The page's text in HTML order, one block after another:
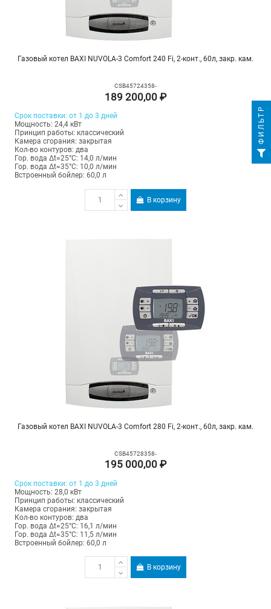
Газовый котел BAXI NUVOLA-3 Comfort 240 Fi, 2-конт., 60л, закр. кам.
CSB45724358-
189 200,00 ₽
Срок поставки: от 1 до 3 дней
Мощность: 24,4 кВт
Принцип работы: классический
Камера сгорания: закрытая
Кол-во контуров: два
Гор. вода Δt=25°C: 14,0 л/мин
Гор. вода Δt=35°C: 10,0 л/мин
Встроенный бойлер: 60,0 л
В корзину
Газовый котел BAXI NUVOLA-3 Comfort 280 Fi, 2-конт., 60л, закр. кам.
CSB45728358-
195 000,00 ₽
Срок поставки: от 1 до 3 дней
Мощность: 28,0 кВт
Принцип работы: классический
Камера сгорания: закрытая
Кол-во контуров: два
Гор. вода Δt=25°C: 16,1 л/мин
Гор. вода Δt=35°C: 11,5 л/мин
Встроенный бойлер: 60,0 л
В корзину
ФИЛЬТР